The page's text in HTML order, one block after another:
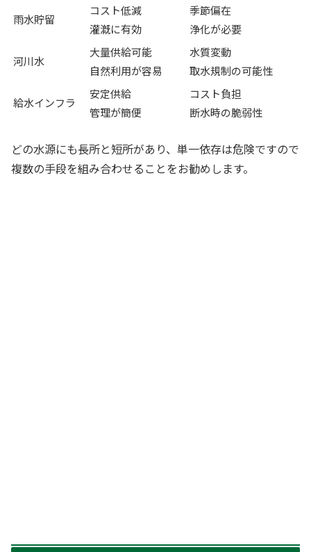
雨水貯留
コスト低減
灌漑に有効
季節偏在
浄化が必要
河川水
大量供給可能
自然利用が容易
水質変動
取水規制の可能性
給水インフラ
安定供給
管理が簡便
コスト負担
断水時の脆弱性
どの水源にも長所と短所があり、単一依存は危険ですので
複数の手段を組み合わせることをお勧めします。